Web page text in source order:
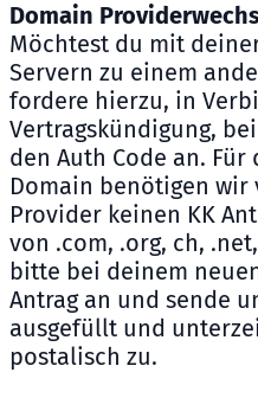
Domain
Möchtest du mit
Servern zu einem
fordere hierzu, in
Vertragskündigung,
den Auth Code an.
Domain benötigen wir
Provider keinen KK
von .com, .org, ch,
bitte bei deinem
Antrag an und sende
ausgefüllt und
postalisch zu.